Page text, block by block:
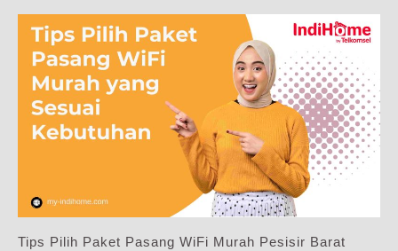
Tips Pilih Paket Pasang WiFi Murah Pesisir Barat